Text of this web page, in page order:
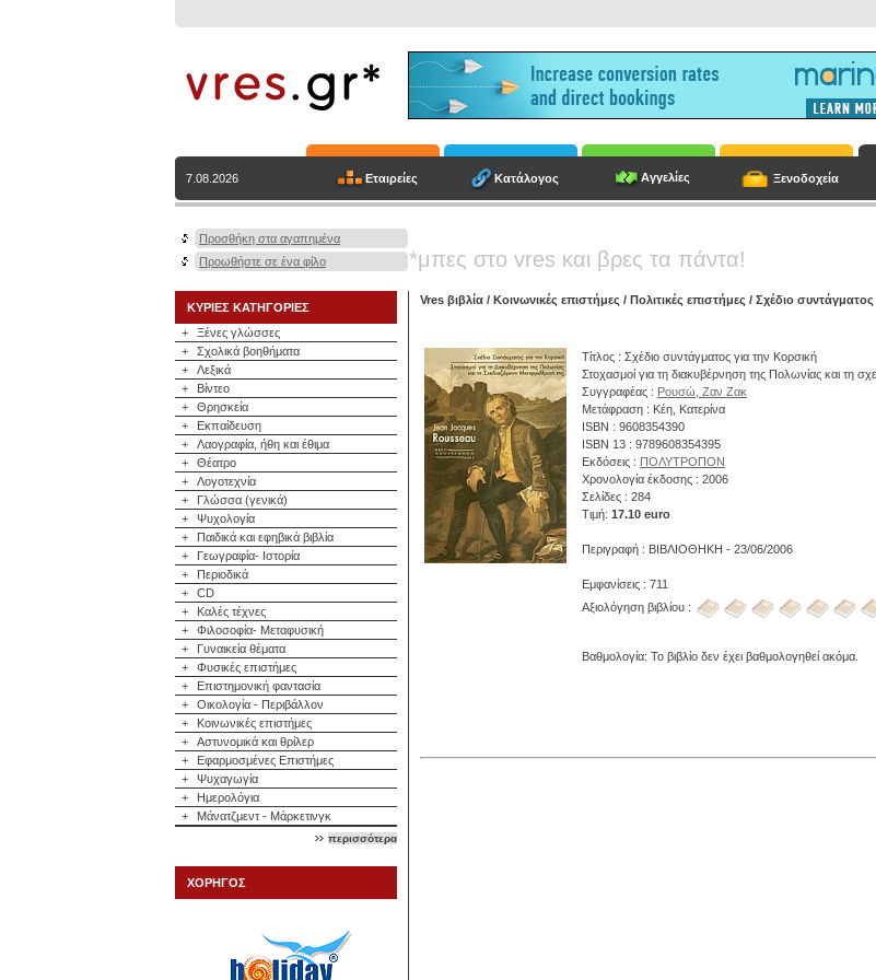
7.08.2026 Εταιρείες Κατάλογος Αγγελίες Ξενοδοχεία
Προσθήκη στα αγαπημένα
Προωθήστε σε ένα φίλο
*μπες στο vres και βρες τα πάντα!
ΚΥΡΙΕΣ ΚΑΤΗΓΟΡΙΕΣ
+
Ξένες γλώσσες
+
Σχολικά βοηθήματα
+
Λεξικά
+
Βίντεο
+
Θρησκεία
+
Εκπαίδευση
+
Λαογραφία, ήθη και έθιμα
+
Θέατρο
+
Λογοτεχνία
+
Γλώσσα (γενικά)
+
Ψυχολογία
+
Παιδικά και εφηβικά βιβλία
+
Γεωγραφία- Ιστορία
+
Περιοδικά
+
CD
+
Καλές τέχνες
+
Φιλοσοφία- Μεταφυσική
+
Γυναικεία θέματα
+
Φυσικές επιστήμες
+
Επιστημονική φαντασία
+
Οικολογία - Περιβάλλον
+
Κοινωνικές επιστήμες
+
Αστυνομικά και θρίλερ
+
Εφαρμοσμένες Επιστήμες
+
Ψυχαγωγία
+
Ημερολόγια
+
Μάνατζμεντ - Μάρκετινγκ
περισσότερα
ΧΟΡΗΓΟΣ
Vres βιβλία / Κοινωνικές επιστήμες / Πολιτικές επιστήμες / Σχέδιο
Τίτλος : Σχέδιο συντάγματος για την Κορσική
Στοχασμοί για τη διακυβέρνηση της Πολωνίας και τη
Συγγραφέας : Ρουσώ, Ζαν Ζακ
Μετάφραση : Κέη, Κατερίνα
ISBN : 9608354390
ISBN 13 : 9789608354395
Εκδόσεις : ΠΟΛΥΤΡΟΠΟΝ
Χρονολογία έκδοσης : 2006
Σελίδες : 284
Τιμή: 17.10 euro
Περιγραφή : ΒΙΒΛΙΟΘΗΚΗ - 23/06/2006
Εμφανίσεις : 711
Αξιολόγηση βιβλίου :
Βαθμολογία: Το βιβλίο δεν έχει βαθμολογηθεί ακόμα.